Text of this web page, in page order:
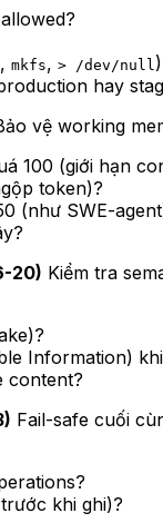
, mkfs, > /dev/null
hay
vệ working
100 (giới hạn
token)?
(như SWE-
20) Kiểm tra
Information)
content?
Fail-safe cuối
khi ghi)?